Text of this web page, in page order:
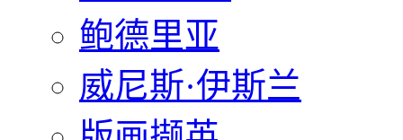
鲍德里亚
威尼斯·伊斯兰